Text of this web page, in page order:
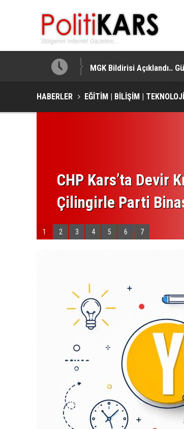
MGK Bildirisi Açıklandı..
HABERLER EĞİTİM | BİLİŞİM | TEKNOLOJİ
CHP Kars’ta Devir
Çilingirle Parti
1 2 3 4 5 6 7